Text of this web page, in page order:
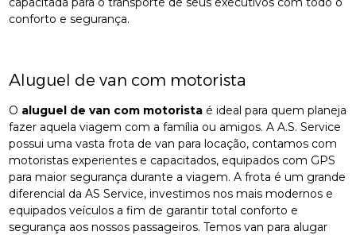
conforto e segurança.
Aluguel de van com motorista
O aluguel de van com motorista é ideal para quem planeja
fazer aquela viagem com a família ou amigos. A A.S. Service
possui uma vasta frota de van para locação, contamos com
motoristas experientes e capacitados, equipados com GPS
para maior segurança durante a viagem. A frota é um grande
diferencial da AS Service, investimos nos mais modernos e
equipados veículos a fim de garantir total conforto e
segurança aos nossos passageiros. Temos van para alugar